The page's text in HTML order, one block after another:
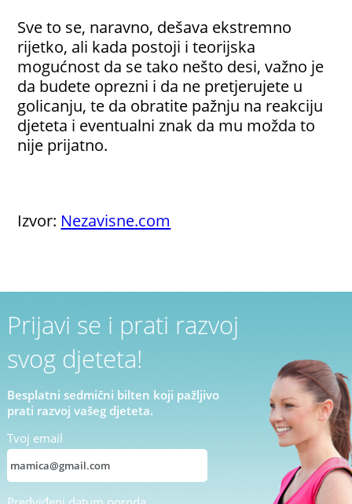
Sve to se, naravno, dešava ekstremno
rijetko, ali kada postoji i teorijska
mogućnost da se tako nešto desi, važno je
da budete oprezni i da ne pretjerujete u
golicanju, te da obratite pažnju na reakciju
djeteta i eventualni znak da mu možda to
nije prijatno.
Izvor: Nezavisne.com
Prijavi se i prati razvoj
svog djeteta!
Besplatni sedmični bilten koji pažljivo
prati razvoj vašeg djeteta.
Tvoj email